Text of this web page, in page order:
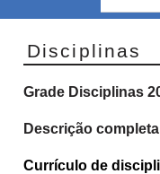
Disciplinas
Grade Disciplinas
Descrição
Currículo de